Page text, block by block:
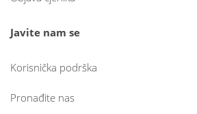
Javite nam se
Korisnička podrška
Pronađite nas